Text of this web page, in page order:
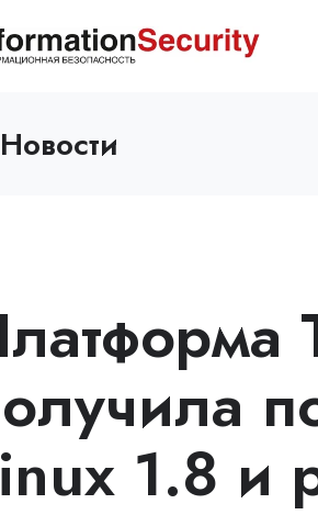
Новости
1.8 и